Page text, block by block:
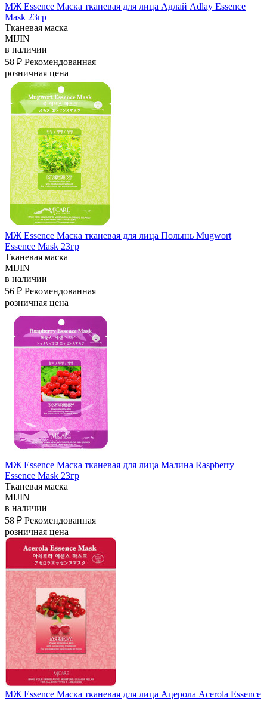
МЖ Essence Маска тканевая для лица Адлай Adlay Essence
Mask 23гр
Тканевая маска
MIJIN
в наличии
58 ₽ Рекомендованная
розничная цена
МЖ Essence Маска тканевая для лица Полынь Mugwort
Essence Mask 23гр
Тканевая маска
MIJIN
в наличии
56 ₽ Рекомендованная
розничная цена
МЖ Essence Маска тканевая для лица Малина Raspberry
Essence Mask 23гр
Тканевая маска
MIJIN
в наличии
58 ₽ Рекомендованная
розничная цена
МЖ Essence Маска тканевая для лица Ацерола Acerola Essence